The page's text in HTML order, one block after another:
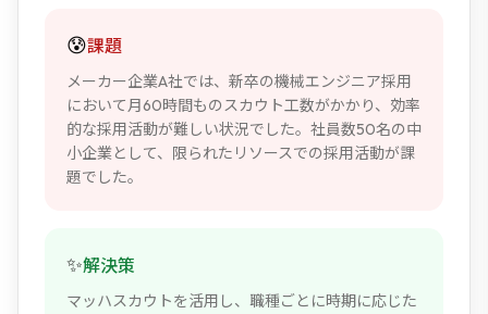
😰課題
メーカー企業A社では、新卒の機械エンジニア採用
において月60時間ものスカウト工数がかかり、効率
的な採用活動が難しい状況でした。社員数50名の中
小企業として、限られたリソースでの採用活動が課
題でした。
✨解決策
マッハスカウトを活用し、職種ごとに時期に応じた